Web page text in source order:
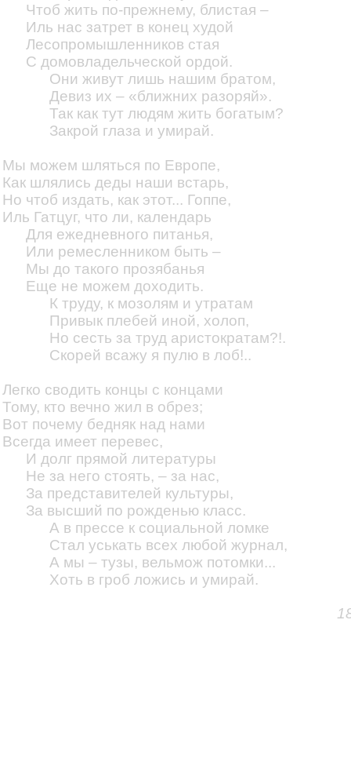
Чтоб жить по-прежнему, блистая –
Иль нас затрет в конец худой
Лесопромышленников стая
С домовладельческой ордой.
Они живут лишь нашим братом,
Девиз их – «ближних разоряй».
Так как тут людям жить богатым?
Закрой глаза и умирай.
Мы можем шляться по Европе,
Как шлялись деды наши встарь,
Но чтоб издать, как этот... Гоппе,
Иль Гатцуг, что ли, календарь
Для ежедневного питанья,
Или ремесленником быть –
Мы до такого прозябанья
Еще не можем доходить.
К труду, к мозолям и утратам
Привык плебей иной, холоп,
Но сесть за труд аристократам?!.
Скорей всажу я пулю в лоб!..
Легко сводить концы с концами
Тому, кто вечно жил в обрез;
Вот почему бедняк над нами
Всегда имеет перевес,
И долг прямой литературы
Не за него стоять, – за нас,
За представителей культуры,
За высший по рожденью класс.
А в прессе к социальной ломке
Стал уськать всех любой журнал,
А мы – тузы, вельмож потомки...
Хоть в гроб ложись и умирай.